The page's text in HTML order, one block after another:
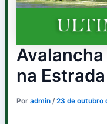
na Estrada
Poradmin /23 de outubro